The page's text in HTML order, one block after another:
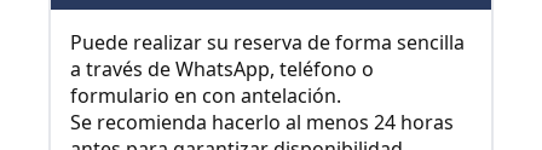
Puede realizar su reserva de forma sencilla
a través de WhatsApp, teléfono o
formulario en con antelación.
Se recomienda hacerlo al menos 24 horas